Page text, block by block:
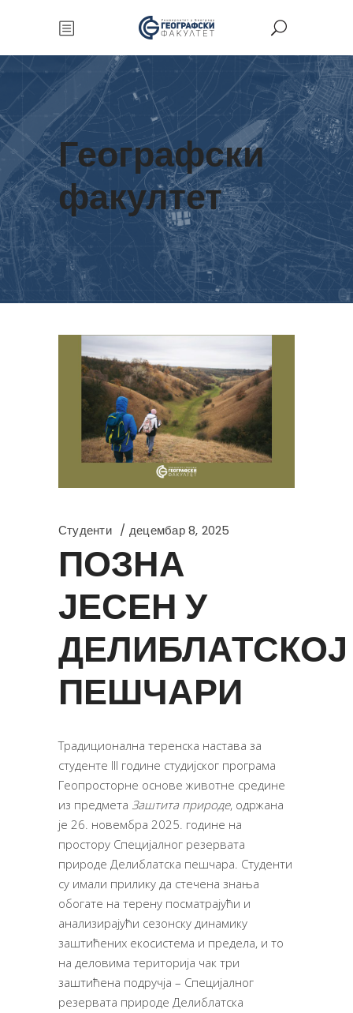
Географски
факултет
Студенти децембар 8, 2025
ПОЗНА
ЈЕСЕН У
ДЕЛИБЛАТСКОЈ
ПЕШЧАРИ
Традиционална теренска настава за
студенте III године студијског програма
Геопросторне основе животне средине
из предмета Заштита природе, одржана
је 26. новембра 2025. године на
простору Специјалног резервата
природе Делиблатска пешчара. Студенти
су имали прилику да стечена знања
обогате на терену посматрајући и
анализирајући сезонску динамику
заштићених екосистема и предела, и то
на деловима територија чак три
заштићена подручја – Специјалног
резервата природе Делиблатска